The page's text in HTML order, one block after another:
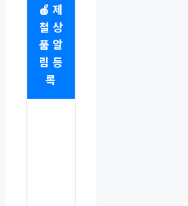
🍎 제
철 상
품 알
림 등
록